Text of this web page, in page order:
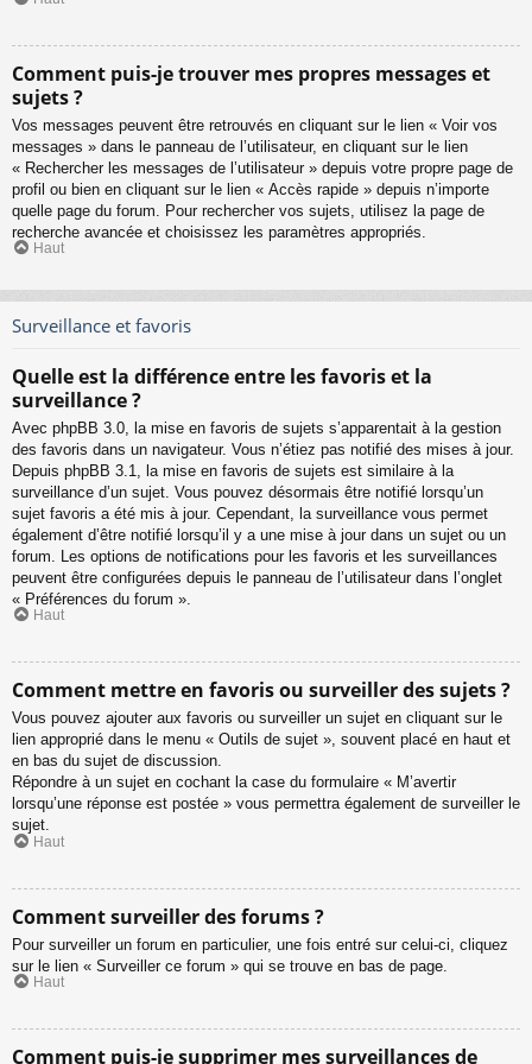
Comment puis-je trouver mes propres messages et
sujets ?
Vos messages peuvent être retrouvés en cliquant sur le lien « Voir vos
messages » dans le panneau de l’utilisateur, en cliquant sur le lien
« Rechercher les messages de l’utilisateur » depuis votre propre page de
profil ou bien en cliquant sur le lien « Accès rapide » depuis n’importe
quelle page du forum. Pour rechercher vos sujets, utilisez la page de
recherche avancée et choisissez les paramètres appropriés.
Haut
Surveillance et favoris
Quelle est la différence entre les favoris et la
surveillance ?
Avec phpBB 3.0, la mise en favoris de sujets s’apparentait à la gestion
des favoris dans un navigateur. Vous n’étiez pas notifié des mises à jour.
Depuis phpBB 3.1, la mise en favoris de sujets est similaire à la
surveillance d’un sujet. Vous pouvez désormais être notifié lorsqu’un
sujet favoris a été mis à jour. Cependant, la surveillance vous permet
également d’être notifié lorsqu’il y a une mise à jour dans un sujet ou un
forum. Les options de notifications pour les favoris et les surveillances
peuvent être configurées depuis le panneau de l’utilisateur dans l’onglet
« Préférences du forum ».
Haut
Comment mettre en favoris ou surveiller des sujets ?
Vous pouvez ajouter aux favoris ou surveiller un sujet en cliquant sur le
lien approprié dans le menu « Outils de sujet », souvent placé en haut et
en bas du sujet de discussion.
Répondre à un sujet en cochant la case du formulaire « M’avertir
lorsqu’une réponse est postée » vous permettra également de surveiller le
sujet.
Haut
Comment surveiller des forums ?
Pour surveiller un forum en particulier, une fois entré sur celui-ci, cliquez
sur le lien « Surveiller ce forum » qui se trouve en bas de page.
Haut
Comment puis-je supprimer mes surveillances de